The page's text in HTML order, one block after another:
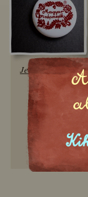
Jelvény (fehér)
500 Ft